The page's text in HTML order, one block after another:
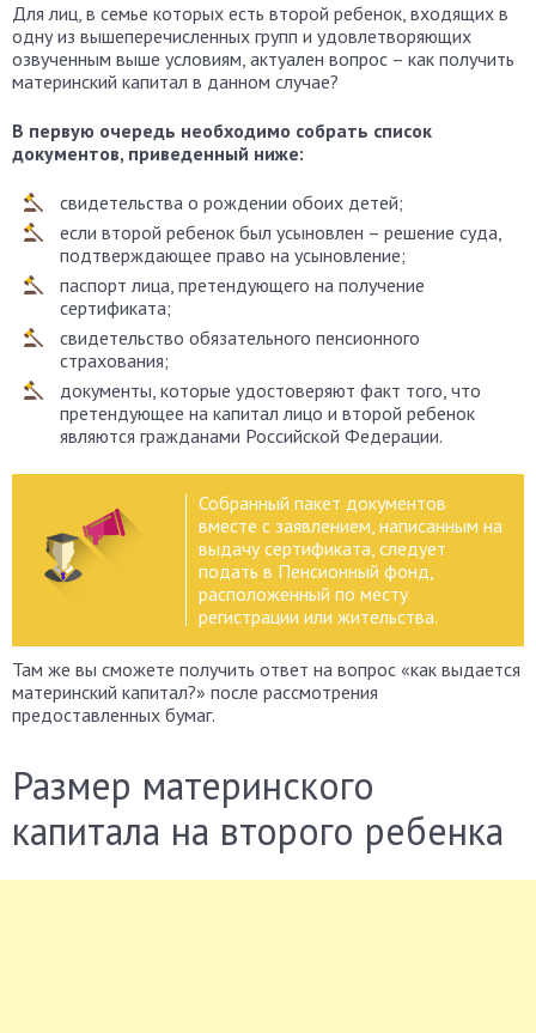
Для лиц, в семье которых есть второй ребенок, входящих в
одну из вышеперечисленных групп и удовлетворяющих
озвученным выше условиям, актуален вопрос – как получить
материнский капитал в данном случае?
В первую очередь необходимо собрать список
документов, приведенный ниже:
свидетельства о рождении обоих детей;
если второй ребенок был усыновлен – решение суда,
подтверждающее право на усыновление;
паспорт лица, претендующего на получение
сертификата;
свидетельство обязательного пенсионного
страхования;
документы, которые удостоверяют факт того, что
претендующее на капитал лицо и второй ребенок
являются гражданами Российской Федерации.
Собранный пакет документов
вместе с заявлением, написанным на
выдачу сертификата, следует
подать в Пенсионный фонд,
расположенный по месту
регистрации или жительства.
Там же вы сможете получить ответ на вопрос «как выдается
материнский капитал?» после рассмотрения
предоставленных бумаг.
Размер материнского
капитала на второго ребенка